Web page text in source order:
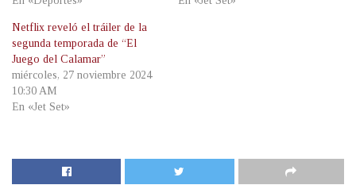
Netflix reveló el tráiler de la
segunda temporada de “El
Juego del Calamar”
miércoles, 27 noviembre 2024
10:30 AM
En «Jet Set»